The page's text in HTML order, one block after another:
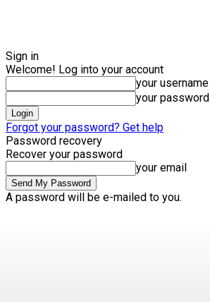
Sign in
Welcome! Log into your account
your username
your password
Forgot your password? Get help
Password recovery
Recover your password
your email
A password will be e-mailed to you.